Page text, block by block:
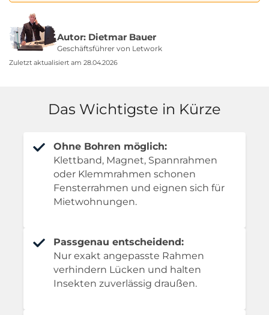
Autor: Dietmar Bauer
Geschäftsführer von Letwork
Zuletzt aktualisiert am 28.04.2026
Das Wichtigste in Kürze
Ohne Bohren möglich:
Klettband, Magnet, Spannrahmen
oder Klemmrahmen schonen
Fensterrahmen und eignen sich für
Mietwohnungen.
Passgenau entscheidend:
Nur exakt angepasste Rahmen
verhindern Lücken und halten
Insekten zuverlässig draußen.